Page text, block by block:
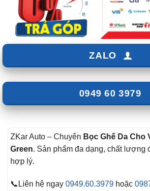
ZALO
0949 60 3979
ZKar Auto – Chuyên Bọc Ghế Da Cho
Green. Sản phẩm đa dạng, chất lượng
hợp lý.
📞Liên hệ ngay 0949.60.3979 hoặc